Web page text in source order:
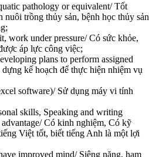
pathology or equivalent/ Tốt
nuôi trồng thủy sản, bệnh học thủy sản
work under pressure/ Có sức khỏe,
áp lực công việc;
plans to perform assigned
kế hoạch để thực hiện nhiệm vụ
software)/ Sử dụng máy vi tính
skills, Speaking and writing
Có kinh nghiệm, Có kỹ
Việt tốt, biết tiếng Anh là một lợi
improved mind/ Siêng năng, ham